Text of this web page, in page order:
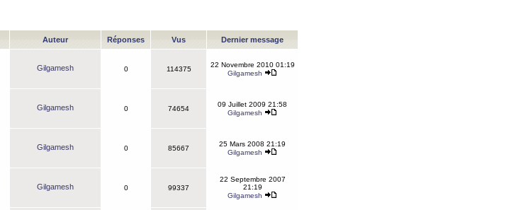
Auteur Réponses Vus Dernier message
Gilgamesh 0 114375
22 Novembre 2010 01:19
Gilgamesh
Gilgamesh 0 74654
09 Juillet 2009 21:58
Gilgamesh
Gilgamesh 0 85667
25 Mars 2008 21:19
Gilgamesh
Gilgamesh 0 99337
22 Septembre 2007
21:19
Gilgamesh